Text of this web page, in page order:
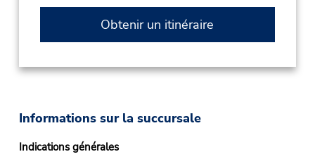
Obtenir un itinéraire
Informations sur la succursale
Indications générales